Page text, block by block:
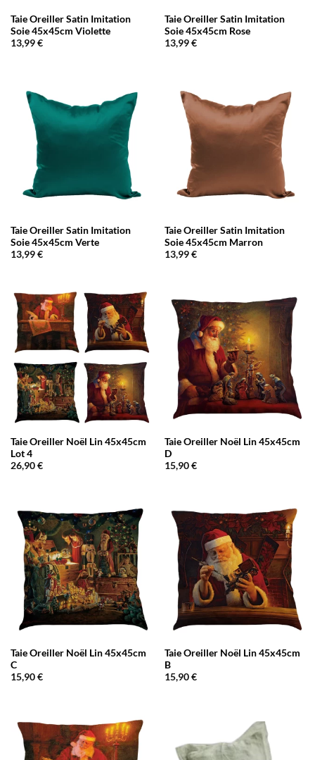
Taie Oreiller Satin Imitation
Soie 45x45cm Violette
13,99€
Taie Oreiller Satin Imitation
Soie 45x45cm Rose
13,99€
Taie Oreiller Satin Imitation
Soie 45x45cm Verte
13,99€
Taie Oreiller Satin Imitation
Soie 45x45cm Marron
13,99€
Taie Oreiller Noël Lin 45x45cm
Lot 4
26,90€
Taie Oreiller Noël Lin 45x45cm
D
15,90€
Taie Oreiller Noël Lin 45x45cm
C
15,90€
Taie Oreiller Noël Lin 45x45cm
B
15,90€